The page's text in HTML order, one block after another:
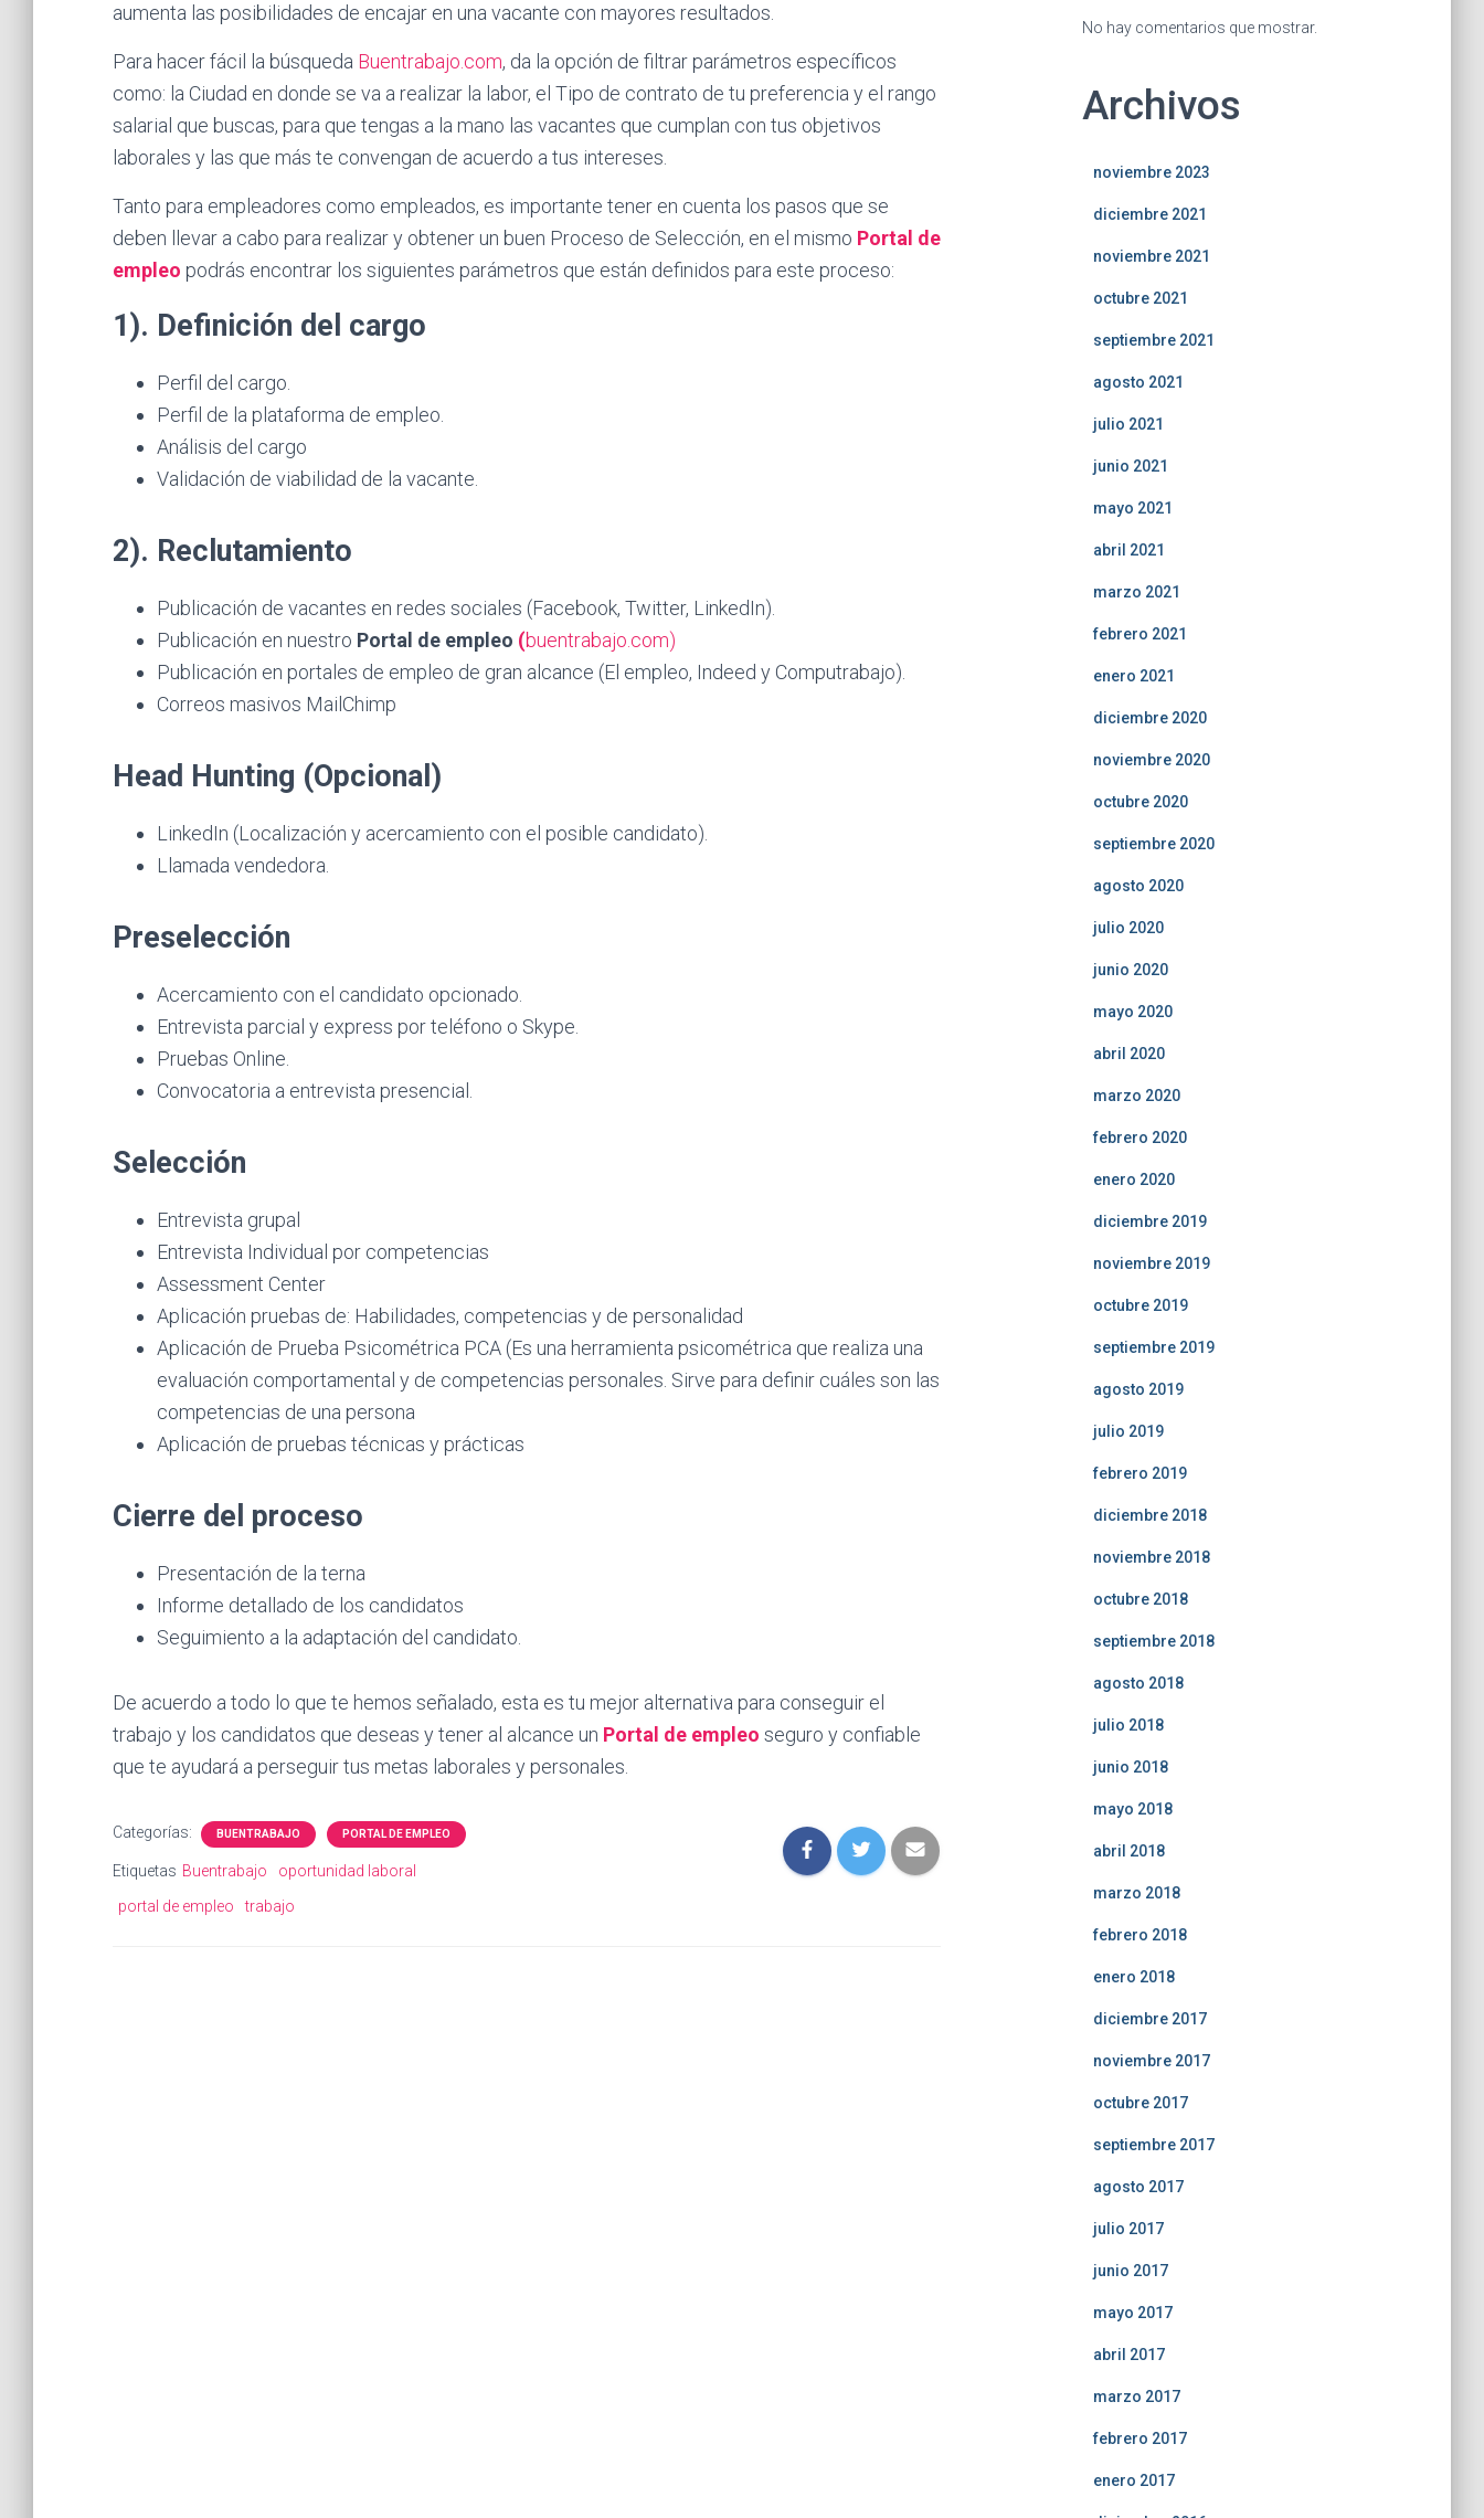
aumenta las posibilidades de encajar en una vacante con mayores resultados.
Para hacer fácil la búsqueda Buentrabajo.com, da la opción de filtrar parámetros específicos
como: la Ciudad en donde se va a realizar la labor, el Tipo de contrato de tu preferencia y el rango
salarial que buscas, para que tengas a la mano las vacantes que cumplan con tus objetivos
laborales y las que más te convengan de acuerdo a tus intereses.
Tanto para empleadores como empleados, es importante tener en cuenta los pasos que se
deben llevar a cabo para realizar y obtener un buen Proceso de Selección, en el mismo Portal de
empleo podrás encontrar los siguientes parámetros que están definidos para este proceso:
1). Definición del cargo
Perfil del cargo.
Perfil de la plataforma de empleo.
Análisis del cargo
Validación de viabilidad de la vacante.
2). Reclutamiento
Publicación de vacantes en redes sociales (Facebook, Twitter, LinkedIn).
Publicación en nuestro Portal de empleo (buentrabajo.com)
Publicación en portales de empleo de gran alcance (El empleo, Indeed y Computrabajo).
Correos masivos MailChimp
Head Hunting (Opcional)
LinkedIn (Localización y acercamiento con el posible candidato).
Llamada vendedora.
Preselección
Acercamiento con el candidato opcionado.
Entrevista parcial y express por teléfono o Skype.
Pruebas Online.
Convocatoria a entrevista presencial.
Selección
Entrevista grupal
Entrevista Individual por competencias
Assessment Center
Aplicación pruebas de: Habilidades, competencias y de personalidad
Aplicación de Prueba Psicométrica PCA (Es una herramienta psicométrica que realiza una
evaluación comportamental y de competencias personales. Sirve para definir cuáles son las
competencias de una persona
Aplicación de pruebas técnicas y prácticas
Cierre del proceso
Presentación de la terna
Informe detallado de los candidatos
Seguimiento a la adaptación del candidato.
De acuerdo a todo lo que te hemos señalado, esta es tu mejor alternativa para conseguir el
trabajo y los candidatos que deseas y tener al alcance un Portal de empleo seguro y confiable
que te ayudará a perseguir tus metas laborales y personales.
Categorías: BUENTRABAJO PORTAL DE EMPLEO
Etiquetas Buentrabajo
oportunidad laboral
portal de empleo
trabajo
No hay comentarios que mostrar.
Archivos
noviembre 2023
diciembre 2021
noviembre 2021
octubre 2021
septiembre 2021
agosto 2021
julio 2021
junio 2021
mayo 2021
abril 2021
marzo 2021
febrero 2021
enero 2021
diciembre 2020
noviembre 2020
octubre 2020
septiembre 2020
agosto 2020
julio 2020
junio 2020
mayo 2020
abril 2020
marzo 2020
febrero 2020
enero 2020
diciembre 2019
noviembre 2019
octubre 2019
septiembre 2019
agosto 2019
julio 2019
febrero 2019
diciembre 2018
noviembre 2018
octubre 2018
septiembre 2018
agosto 2018
julio 2018
junio 2018
mayo 2018
abril 2018
marzo 2018
febrero 2018
enero 2018
diciembre 2017
noviembre 2017
octubre 2017
septiembre 2017
agosto 2017
julio 2017
junio 2017
mayo 2017
abril 2017
marzo 2017
febrero 2017
enero 2017